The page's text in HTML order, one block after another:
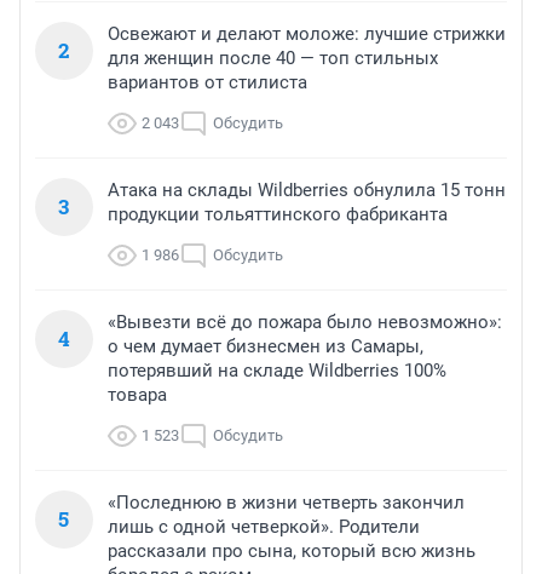
2
Освежают и делают моложе: лучшие стрижки
для женщин после 40 — топ стильных
вариантов от стилиста
2 043 Обсудить
3
Атака на склады Wildberries обнулила 15 тонн
продукции тольяттинского фабриканта
1 986 Обсудить
4
«Вывезти всё до пожара было невозможно»:
о чем думает бизнесмен из Самары,
потерявший на складе Wildberries 100%
товара
1 523 Обсудить
5
«Последнюю в жизни четверть закончил
лишь с одной четверкой». Родители
рассказали про сына, который всю жизнь